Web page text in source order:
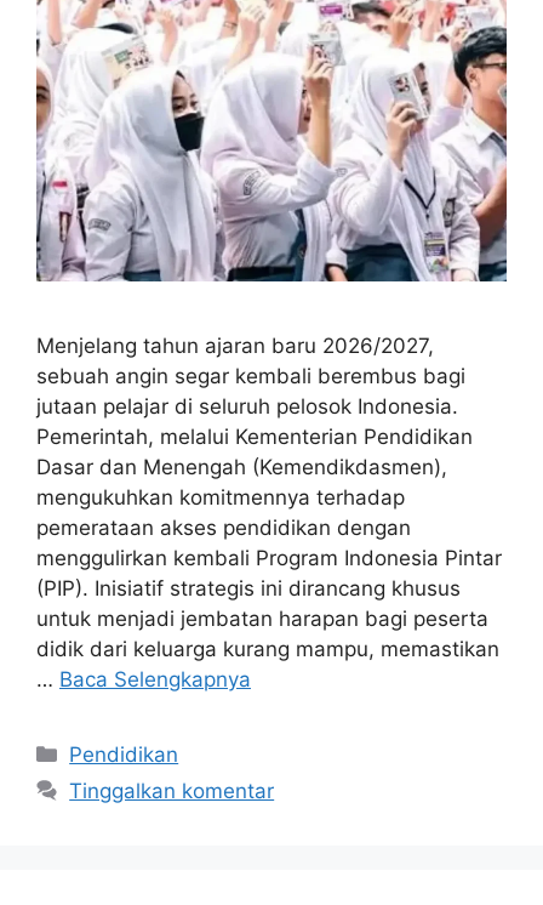
Menjelang tahun ajaran baru 2026/2027,
sebuah angin segar kembali berembus bagi
jutaan pelajar di seluruh pelosok Indonesia.
Pemerintah, melalui Kementerian Pendidikan
Dasar dan Menengah (Kemendikdasmen),
mengukuhkan komitmennya terhadap
pemerataan akses pendidikan dengan
menggulirkan kembali Program Indonesia Pintar
(PIP). Inisiatif strategis ini dirancang khusus
untuk menjadi jembatan harapan bagi peserta
didik dari keluarga kurang mampu, memastikan
… Baca Selengkapnya
Kategori
Pendidikan
Tinggalkan komentar